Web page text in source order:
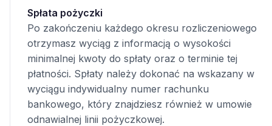
Spłata pożyczki
Po zakończeniu każdego okresu rozliczeniowego
otrzymasz wyciąg z informacją o wysokości
minimalnej kwoty do spłaty oraz o terminie tej
płatności. Spłaty należy dokonać na wskazany w
wyciągu indywidualny numer rachunku
bankowego, który znajdziesz również w umowie
odnawialnej linii pożyczkowej.